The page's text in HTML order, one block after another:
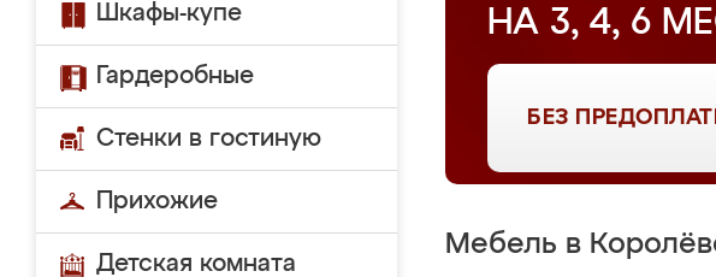
Шкафы-купе
Гардеробные
Стенки в гостиную
Прихожие
Детская комната
НА 3, 4, 6
БЕЗ
Мебель в